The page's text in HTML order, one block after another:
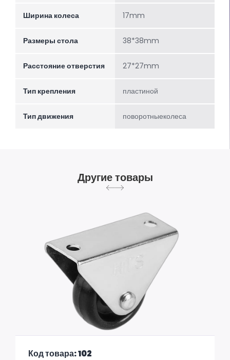
Ширина колеса 17mm
Размеры стола 38*38mm
Расстояние отверстия 27*27mm
Тип крепления пластиной
Тип движения поворотныеколеса
Другие товары
Код товара: 102